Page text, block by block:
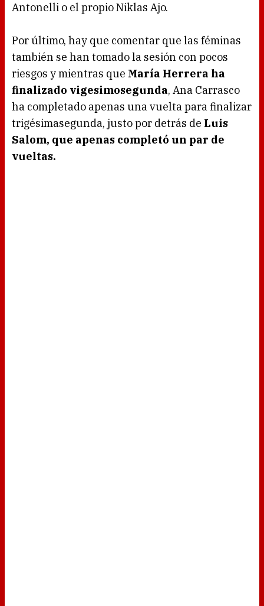
Antonelli o el propio Niklas Ajo.
Por último, hay que comentar que las féminas
también se han tomado la sesión con pocos
riesgos y mientras que María Herrera ha
finalizado vigesimosegunda, Ana Carrasco
ha completado apenas una vuelta para finalizar
trigésimasegunda, justo por detrás de Luis
Salom, que apenas completó un par de
vueltas.